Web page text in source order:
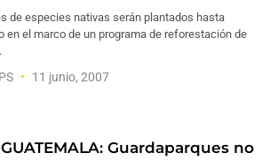
de especies nativas serán plantados hasta
en el marco de un programa de reforestación de
11 junio, 2007
Guardaparques no